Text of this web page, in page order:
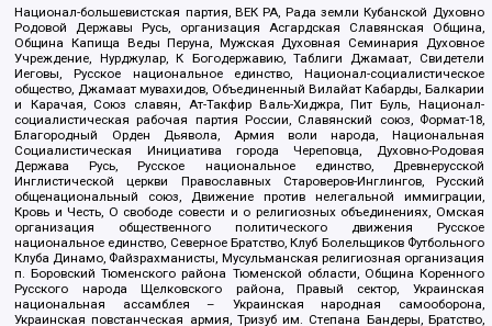
Национал-большевистская партия, ВЕК РА, Рада земли Кубанской Духовно
Родовой Державы Русь, организация Асгардская Славянская Община,
Община Капища Веды Перуна, Мужская Духовная Семинария Духовное
Учреждение, Нурджулар, К Богодержавию, Таблиги Джамаат, Свидетели
Иеговы, Русское национальное единство, Национал-социалистическое
общество, Джамаат мувахидов, Объединенный Вилайат Кабарды, Балкарии
и Карачая, Союз славян, Ат-Такфир Валь-Хиджра, Пит Буль, Национал-
социалистическая рабочая партия России, Славянский союз, Формат-18,
Благородный Орден Дьявола, Армия воли народа, Национальная
Социалистическая Инициатива города Череповца, Духовно-Родовая
Держава Русь, Русское национальное единство, Древнерусской
Инглистической церкви Православных Староверов-Инглингов, Русский
общенациональный союз, Движение против нелегальной иммиграции,
Кровь и Честь, О свободе совести и о религиозных объединениях, Омская
организация общественного политического движения Русское
национальное единство, Северное Братство, Клуб Болельщиков Футбольного
Клуба Динамо, Файзрахманисты, Мусульманская религиозная организация
п. Боровский Тюменского района Тюменской области, Община Коренного
Русского народа Щелковского района, Правый сектор, Украинская
национальная ассамблея – Украинская народная самооборона,
Украинская повстанческая армия, Тризуб им. Степана Бандеры, Братство,